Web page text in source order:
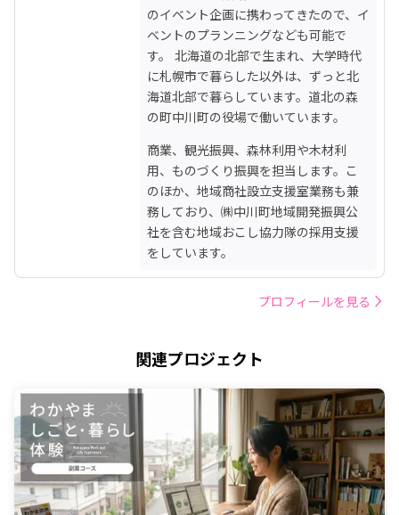
のイベント企画に携わってきたので、イ
ベントのプランニングなども可能で
す。 北海道の北部で生まれ、大学時代
に札幌市で暮らした以外は、ずっと北
海道北部で暮らしています。道北の森
の町中川町の役場で働いています。
商業、観光振興、森林利用や木材利
用、ものづくり振興を担当します。こ
のほか、地域商社設立支援室業務も兼
務しており、㈱中川町地域開発振興公
社を含む地域おこし協力隊の採用支援
をしています。
プロフィールを見る
関連プロジェクト